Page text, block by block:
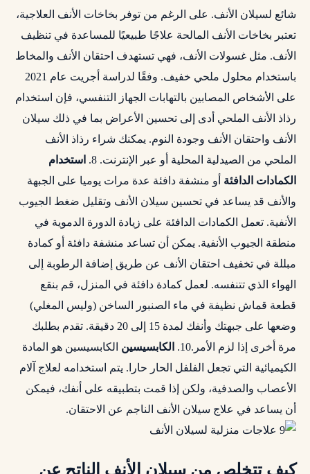
شائع لسيلان الأنف. على الرغم من توفر بخاخات الأنف العلاجية،
تعتبر بخاخات الأنف المالحة علاجًا طبيعيًا للمساعدة في تنظيف
الأنف. مثل غسولات الأنف، فهي تستهدف احتقان الأنف والمخاط
باستخدام محلول ملحي خفيف. وفقًا لدراسة أجريت عام 2021
على الأشخاص المصابين بالتهابات الجهاز التنفسي، فإن استخدام
رذاذ الأنف الملحي أدى إلى تحسين الأعراض بما في ذلك سيلان
الأنف واحتقان الأنف وجودة النوم. يمكنك شراء رذاذ الأنف
الملحي من الصيدلية المحلية أو عبر الإنترنت. 8.
استخدام
الكمادات الدافئة أو منشفة دافئة عدة مرات يوميا على الجبهة
والأنف قد يساعد في تحسين سيلان الأنف وتقليل ضغط الجيوب
الأنفية. تعمل الكمادات الدافئة على زيادة الدورة الدموية في
منطقة الجيوب الأنفية. يمكن أن تساعد منشفة دافئة أو كمادة
مبللة في تخفيف احتقان الأنف عن طريق إضافة الرطوبة إلى
الهواء الذي تتنفسه. لعمل كمادة دافئة في المنزل، قم بنقع
قطعة قماش نظيفة في ماء الصنبور الساخن (وليس المغلي)
وضعها على جبهتك وأنفك لمدة 15 إلى 20 دقيقة. تقدم بطلبك
مرة أخرى إذا لزم الأمر.10.
الكابسيسين الكابسيسين هو المادة
الكيميائية التي تجعل الفلفل الحار حارا. يتم استخدامه لعلاج آلام
الأعصاب والصدفية، ولكن إذا قمت بتطبيقه على أنفك، فيمكن
أن يساعد في علاج سيلان الأنف الناجم عن الاحتقان.
كيف تتخلص من سيلان الأنف الناتج عن